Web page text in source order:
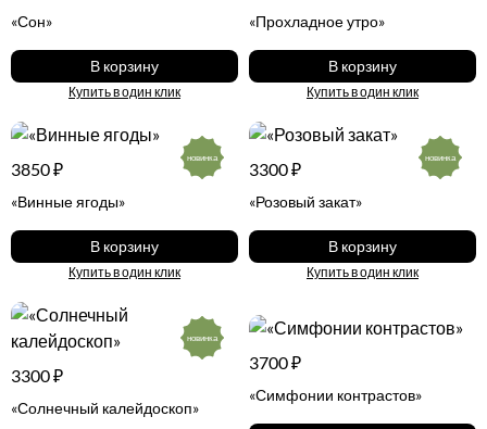
«Сон»
Купить в один клик
В корзину
«Прохладное утро»
Купить в один клик
В корзину
3850 ₽
«Винные ягоды»
Купить в один клик
В корзину
новинка
3300 ₽
«Розовый закат»
Купить в один клик
В корзину
новинка
3300 ₽
«Солнечный калейдоскоп»
новинка
3700 ₽
«Симфонии контрастов»